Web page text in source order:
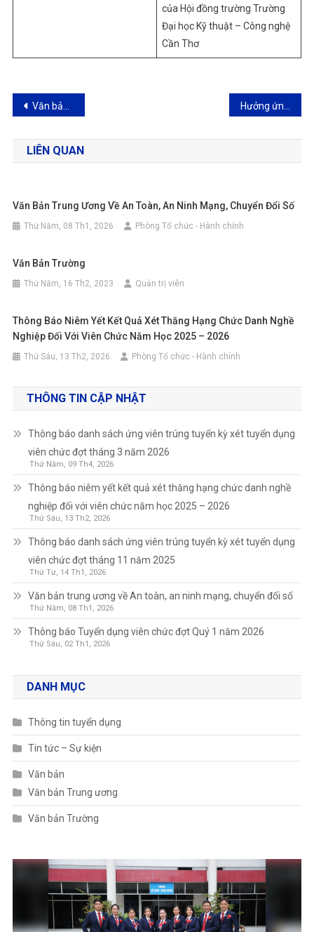
của Hội đồng trường Trường
Đại học Kỹ thuật – Công nghệ
Cần Thơ
Điều
hướng
bài
Văn bản Trường
LIÊN QUAN
Văn Bản Trung Ương Về An Toàn, An Ninh Mạng, Chuyển Đổi Số
Thứ Năm, 08 Th1, 2026 Phòng Tổ chức - Hành chính
Văn Bản Trường
Thứ Năm, 16 Th2, 2023 Quản trị viên
Thông Báo Niêm Yết Kết Quả Xét Thăng Hạng Chức Danh Nghề
Nghiệp Đối Với Viên Chức Năm Học 2025 – 2026
Thứ Sáu, 13 Th2, 2026 Phòng Tổ chức - Hành chính
THÔNG TIN CẬP NHẬT
Thông báo danh sách ứng viên trúng tuyển kỳ xét tuyển dụng
viên chức đợt tháng 3 năm 2026
Thứ Năm, 09 Th4, 2026
Thông báo niêm yết kết quả xét thăng hạng chức danh nghề
nghiệp đối với viên chức năm học 2025 – 2026
Thứ Sáu, 13 Th2, 2026
Thông báo danh sách ứng viên trúng tuyển kỳ xét tuyển dụng
viên chức đợt tháng 11 năm 2025
Thứ Tư, 14 Th1, 2026
Văn bản trung ương về An toàn, an ninh mạng, chuyển đổi số
Thứ Năm, 08 Th1, 2026
Thông báo Tuyển dụng viên chức đợt Quý 1 năm 2026
Thứ Sáu, 02 Th1, 2026
DANH MỤC
Thông tin tuyển dụng
Tin tức – Sự kiện
Văn bản
Văn bản Trung ương
Văn bản Trường